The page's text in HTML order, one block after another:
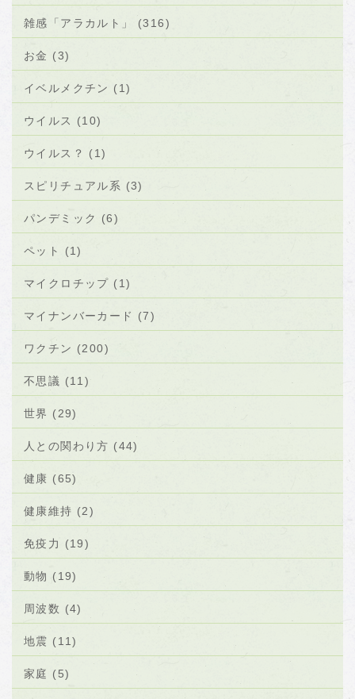
雑感「アラカルト」 (316)
お金 (3)
イベルメクチン (1)
ウイルス (10)
ウイルス？ (1)
スピリチュアル系 (3)
パンデミック (6)
ペット (1)
マイクロチップ (1)
マイナンバーカード (7)
ワクチン (200)
不思議 (11)
世界 (29)
人との関わり方 (44)
健康 (65)
健康維持 (2)
免疫力 (19)
動物 (19)
周波数 (4)
地震 (11)
家庭 (5)